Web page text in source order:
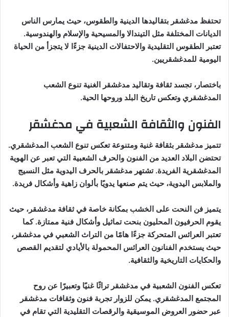
تحتفظ مدغشقر بتقاليدها الدينية والطقوس، حيث يمارس الناس
الديانات المختلفة مثل التيندالا والمسيحية والإسلام والهندوسية.
تعتبر الطقوس التقليدية والاحتفالات الدينية جزءًا لا يتجزأ من الحياة
اليومية للمدغشقريين.
باختصار، تجسد ثقافة وتقاليد مدغشقر الغنية تنوع الشعب
المدغشقري وتعكس تاريخ البلد وروحها الحية.
الفنون والثقافة الشعبية في مدغشقر
تتميز مدغشقر بثقافة غنية ومتنوعة تعكس تنوع الشعب المدغشقري.
تحتضن البلاد العديد من الفنون والحرف الشعبية التي تعبر عن الهوية
المدغشقرية الفريدة. تشتهر مدغشقر بالحرف اليدوية مثل النسيج
والملابس اليدوية، حيث يتم صنعها يدويًا بألوان زاهية وأشكال فريدة.
يتميز فن النحت على الخشب بمكانة خاصة في ثقافة مدغشقر، حيث
يقوم الحرفيون المحليون بنحت تماثيل وأشكال فنية ممتازة. كما
تعتبر العرائس المتحركة جزءًا هامًا من التراث الشعبي في مدغشقر،
حيث يستخدم الفنانون العرائس المحمولة بالأيادي لتقديم القصص
والحكايات التاريخية والثقافية.
تعكس الفنون الشعبية في مدغشقر تراثًا غنيًا وتعبيرًا عن روح
المجتمع المدغشقري. يمكن للزوار تجربة فنون وثقافات مدغشقر
عبر حضور العروض الموسيقية والرقصات التقليدية التي تقام في